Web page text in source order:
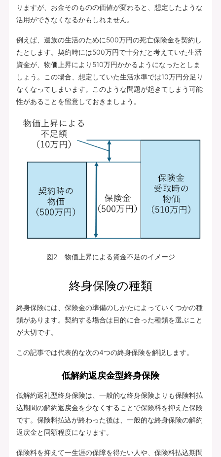
りますが、お金そのものの価値が変わると、想定したような
活用ができなくなるかもしれません。
例えば、遺族の生活のために500万円の死亡保険金を契約し
たとします。契約時には500万円で十分だと考えていた生活
資金が、物価上昇により510万円かかるようになったとしま
しょう。この場合、想定していた生活水準では10万円分足り
なくなってしまいます。このような問題が起きてしまう可能
性があることを留意しておきましょう。
図2 物価上昇による資金不足のイメージ
終身保険の種類
終身保険には、保険金の準備のしかたによっていくつかの種
類があります。契約する場合は目的に合った種類を選ぶこと
が大切です。
この記事では代表的な次の4つの終身保険を解説します。
低解約返戻金型終身保険
低解約返礼型終身保険は、一般的な終身保険よりも保険料払
込期間の解約返戻金を少なくすることで保険料を抑えた保険
です。保険料払込が終わった後は、一般的な終身保険の解約
返戻金と同額程度になります。
保険料を抑えて一生涯の保障を得たい人や、保険料払込期間